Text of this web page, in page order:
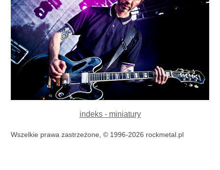
indeks - miniatury
Wszelkie prawa zastrzeżone, © 1996-2026 rockmetal.pl